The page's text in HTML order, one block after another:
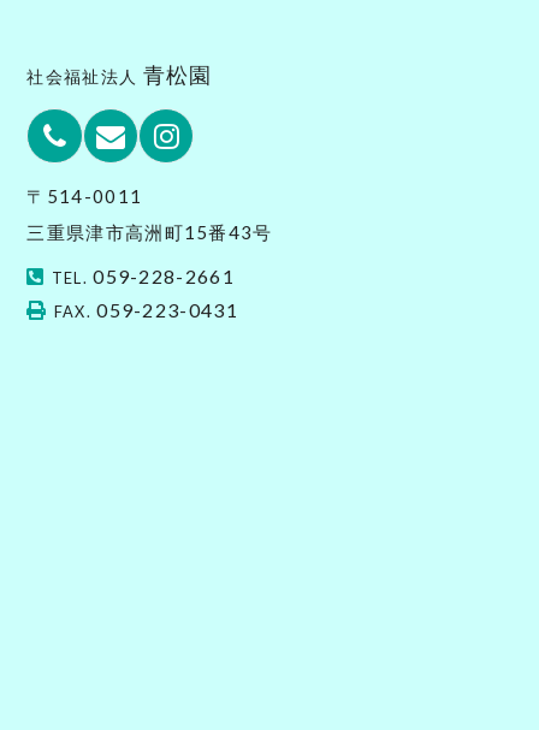
社会福祉法人 青松園
PhoneEmailInstagram
〒514-0011
三重県津市高洲町15番43号
TEL. 059-228-2661
FAX. 059-223-0431